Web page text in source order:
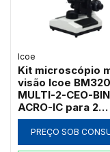
Icoe
Kit microscópio
visão Icoe
MULTI-2-CEO-
ACRO-IC para 2
observadores
campo escuro a
objetivas
PREÇO SOB